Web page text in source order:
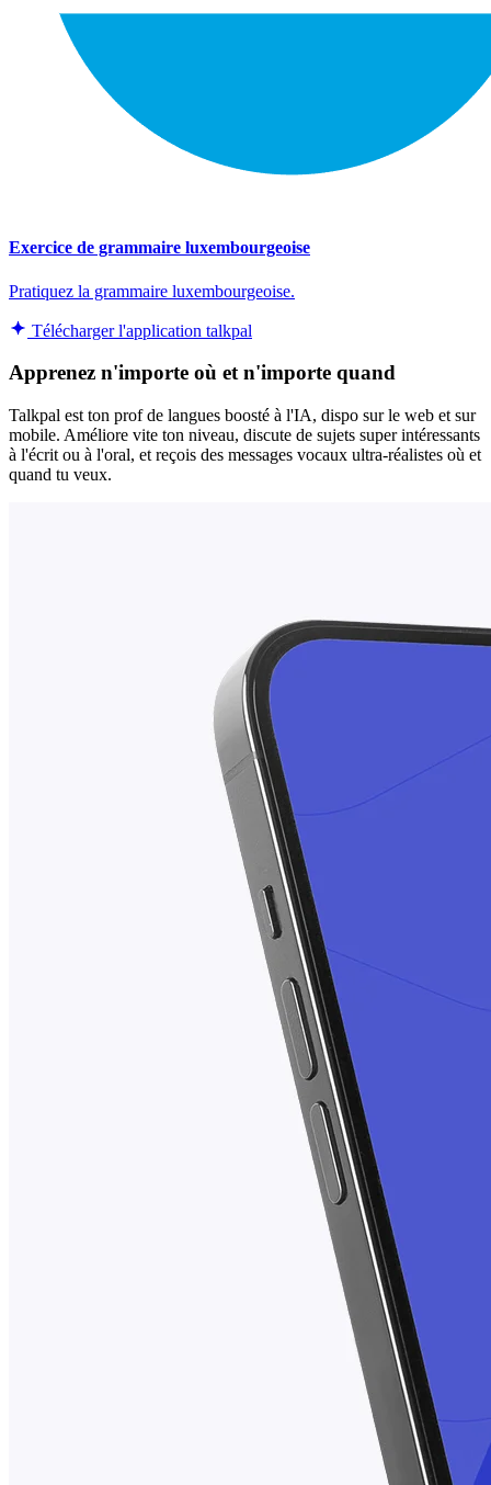
Exercice de grammaire luxembourgeoise
Pratiquez la grammaire luxembourgeoise.
Télécharger l'application talkpal
Apprenez n'importe où et n'importe quand
Talkpal est ton prof de langues boosté à l'IA, dispo sur le web et sur
mobile. Améliore vite ton niveau, discute de sujets super intéressants
à l'écrit ou à l'oral, et reçois des messages vocaux ultra-réalistes où et
quand tu veux.